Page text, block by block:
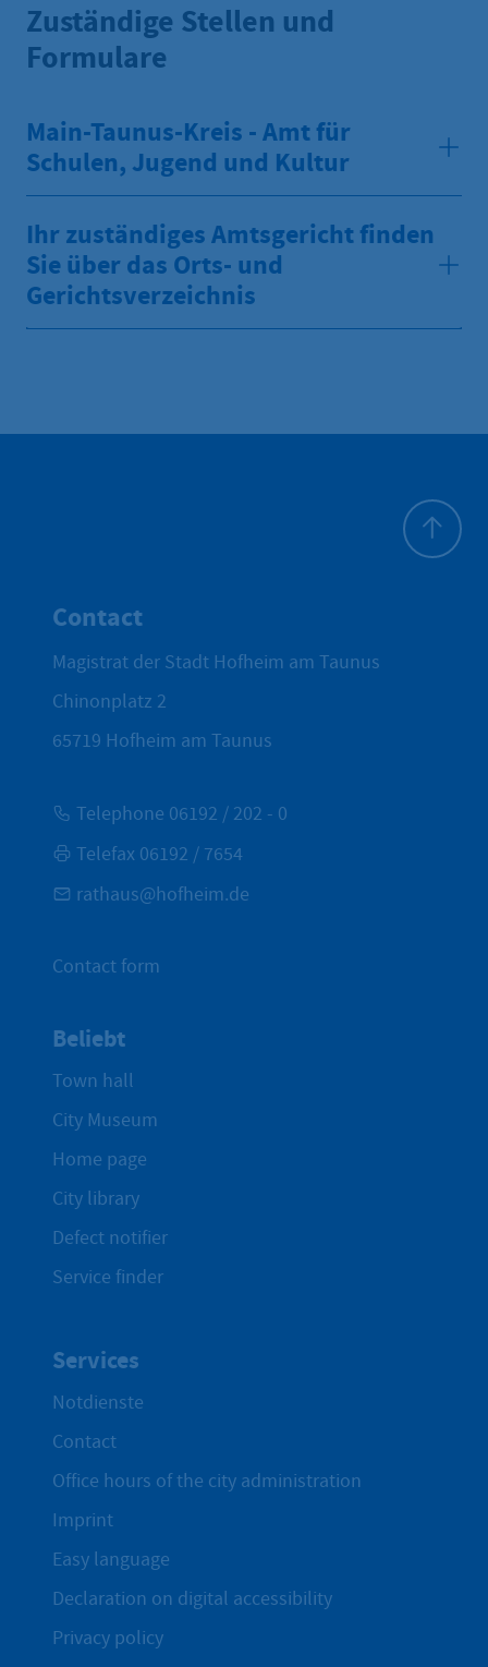
Zuständige Stellen und
Formulare
Main-Taunus-Kreis - Amt für
Schulen, Jugend und Kultur
Ihr zuständiges Amtsgericht finden
Sie über das Orts- und
Gerichtsverzeichnis
Contact
Magistrat der Stadt Hofheim am Taunus
Chinonplatz 2
65719 Hofheim am Taunus
Telephone 06192 / 202 - 0
Telefax 06192 / 7654
rathaus@hofheim.de
Contact form
Beliebt
Town hall
City Museum
Home page
City library
Defect notifier
Service finder
Services
Notdienste
Contact
Office hours of the city administration
Imprint
Easy language
Declaration on digital accessibility
Privacy policy